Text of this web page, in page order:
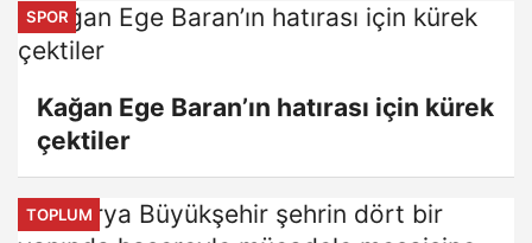
SPOR
Kağan Ege Baran’ın hatırası için kürek
çektiler
TOPLUM